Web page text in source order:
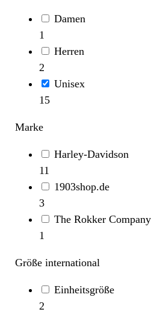
Damen
1
Herren
2
Unisex
15
Marke
Harley-Davidson
11
1903shop.de
3
The Rokker Company
1
Größe international
Einheitsgröße
2